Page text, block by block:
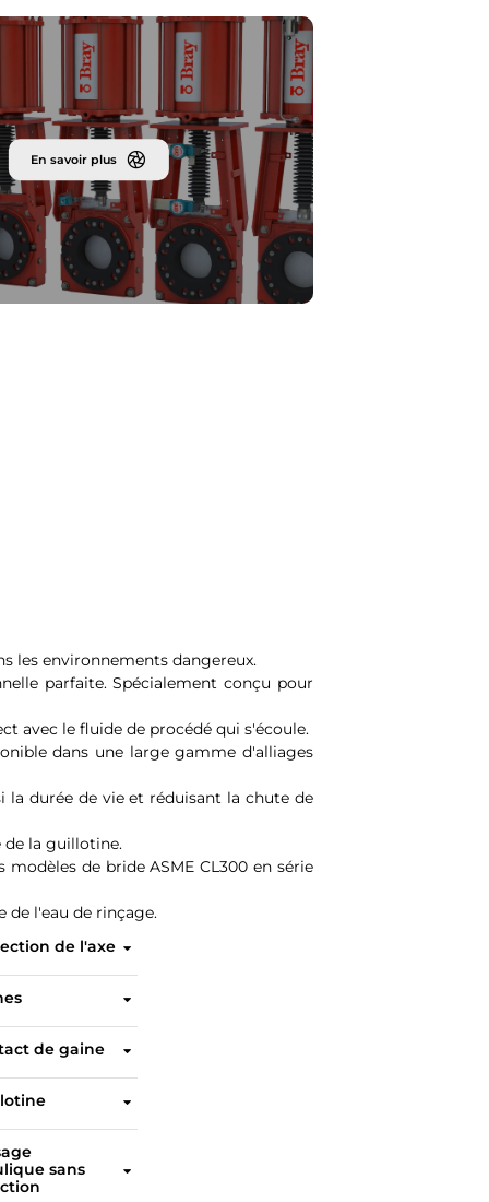
En savoir plus
les environnements dangereux.
parfaite. Spécialement conçu pour
avec le fluide de procédé qui s'écoule.
dans une large gamme d'alliages
la durée de vie et réduisant la chute de
la guillotine.
de bride ASME CL300 en série
de l'eau de rinçage.
de l'axe
Le couvercle protecteur de l'axe est fourni en série et permet d'augmenter la durée de vie de cycle dans les environnements dangereux.
Les gaines en élastomère renforcées en acier avec anneau en J assurent une fermeture actionnée à étanchéité parfaite dans les deux sens. Anneaux de retenue inclus de série pour toute la plage de tailles.
de gaine
En position ouverte, les gaines actionnées protègent tous les composants métalliques du contact direct avec le fluide de procédé qui s'écoule.
Guillotine résistante disponible dans une large gamme d'alliages résistants à la corrosion pour s'adapter à toutes les applications.
sans